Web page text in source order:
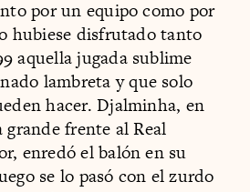
por un equipo como por
hubiese disfrutado tanto
aquella jugada sublime
lambreta y que solo
hacer. Djalminha, en
grande frente al Real
enredó el balón en su
se lo pasó con el zurdo